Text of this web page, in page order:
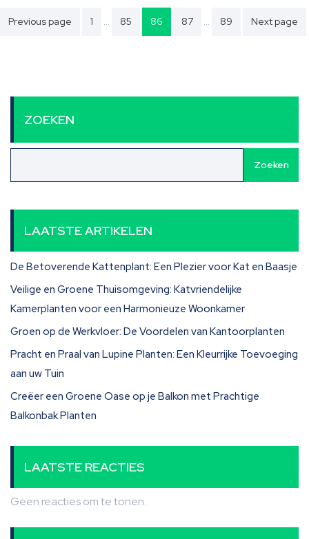
Berichten
Previous page 1 … 85 86 87 … 89 Next page
ZOEKEN
Zoeken
LAATSTE ARTIKELEN
De Betoverende Kattenplant: Een Plezier voor Kat en Baasje
Veilige en Groene Thuisomgeving: Katvriendelijke
Kamerplanten voor een Harmonieuze Woonkamer
Groen op de Werkvloer: De Voordelen van Kantoorplanten
Pracht en Praal van Lupine Planten: Een Kleurrijke Toevoeging
aan uw Tuin
Creëer een Groene Oase op je Balkon met Prachtige
Balkonbak Planten
LAATSTE REACTIES
Geen reacties om te tonen.